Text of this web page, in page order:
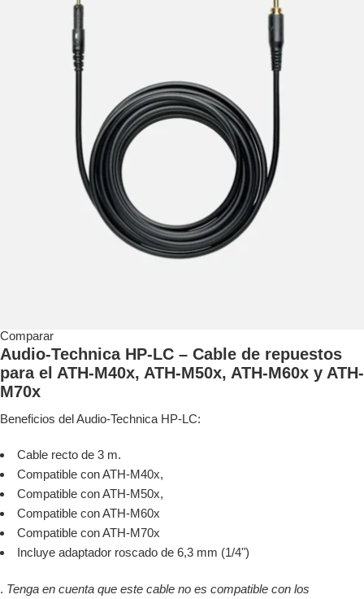
Comparar
Audio-Technica HP-LC – Cable de repuestos
para el ATH-M40x, ATH-M50x, ATH-M60x y ATH-
M70x
Beneficios del Audio-Technica HP-LC:
Cable recto de 3 m.
Compatible con ATH-M40x,
Compatible con ATH-M50x,
Compatible con ATH-M60x
Compatible con ATH-M70x
Incluye adaptador roscado de 6,3 mm (1/4")
. Tenga en cuenta que este cable no es compatible con los